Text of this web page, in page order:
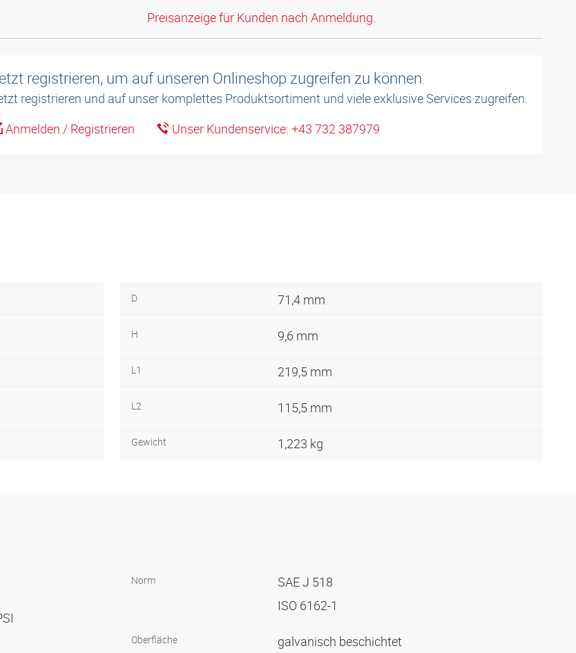
Preisanzeige für Kunden nach Anmeldung.
registrieren, um auf unseren Onlineshop zugreifen zu können.
registrieren und auf unser komplettes Produktsortiment und viele exklusive Services zugreifen.
Anmelden / Registrieren
Unser Kundenservice: +43 732 387979
D 71,4 mm
H 9,6 mm
L1 219,5 mm
L2 115,5 mm
Gewicht 1,223 kg
Norm
SAE J 518
ISO 6162-1
Oberfläche galvanisch beschichtet